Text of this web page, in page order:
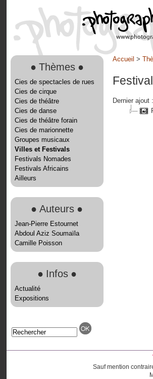
● Thèmes ●
Cies de spectacles de rues
Cies de cirque
Cies de théâtre
Cies de danse
Cies de théâtre forain
Cies de marionnette
Groupes musicaux
Villes et Festivals
Festivals Nomades
Festivals Africains
Ailleurs
● Auteurs ●
Jean-Pierre Estournet
Abdoul Aziz Soumaïla
Camille Poisson
● Infos ●
Actualité
Expositions
Accueil >
Dernier ajout
Sauf mention